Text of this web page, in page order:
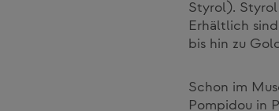
Styrol).
Erhältlich
bis hin zu
Schon im
Pompidou in